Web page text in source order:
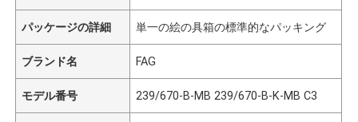
パッケージの詳細 単一の絵の具箱の標準的なパッキング
ブランド名 FAG
モデル番号 239/670-B-MB 239/670-B-K-MB C3